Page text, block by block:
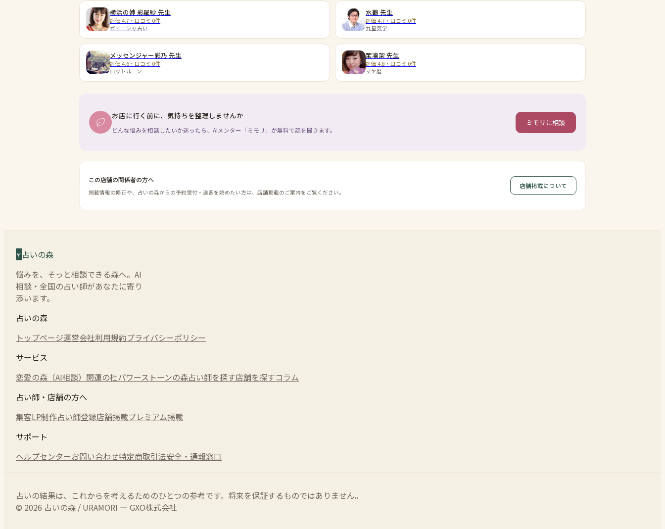
横浜の姉 彩羅紗 先生
評価 4.7・口コミ 0件
ガネーシャ占い
水鶴 先生
評価 4.7・口コミ 0件
九星気学
メッセンジャー彩乃 先生
評価 4.6・口コミ 0件
ロットルーン
茉凜架 先生
評価 4.8・口コミ 0件
マヤ暦
お店に行く前に、気持ちを整理しませんか
どんな悩みを相談したいか迷ったら、AIメンター「ミモリ」が無料で話を聞きます。
ミモリに相談
この店舗の関係者の方へ
掲載情報の修正や、占いの森からの予約受付・送客を始めたい方は、店舗掲載のご案内をご覧ください。
店舗掲載について
占いの森
悩みを、そっと相談できる森へ。AI
相談・全国の占い師があなたに寄り
添います。
占いの森
トップページ運営会社利用規約プライバシーポリシー
サービス
恋愛の森（AI相談） 開運の杜パワーストーンの森占い師を探す店舗を探すコラム
占い師・店舗の方へ
集客LP制作占い師登録店舗掲載プレミアム掲載
サポート
ヘルプセンターお問い合わせ特定商取引法安全・通報窓口
占いの結果は、これからを考えるためのひとつの参考です。将来を保証するものではありません。
© 2026 占いの森 / URAMORI — GXO株式会社